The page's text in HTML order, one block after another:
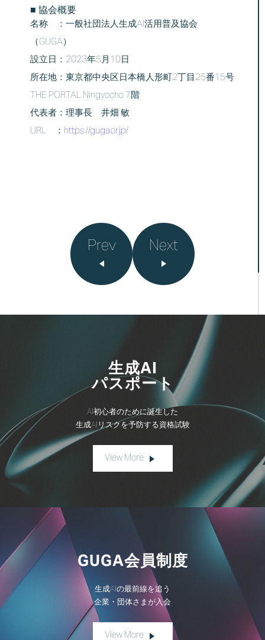
■ 協会概要
名称 ：一般社団法人生成AI活用普及協会
（GUGA）
設立日：2023年5月10日
所在地：東京都中央区日本橋人形町2丁目25番15号
THE PORTAL Ningyocho 7階
代表者：理事長 井畑 敏
URL ： https://guga.or.jp/
Prev Next
生成AI
パスポート
AI初心者のために誕生した
生成AIリスクを予防する資格試験
View More
GUGA会員制度
生成AIの最前線を追う
企業・団体さまが入会
View More